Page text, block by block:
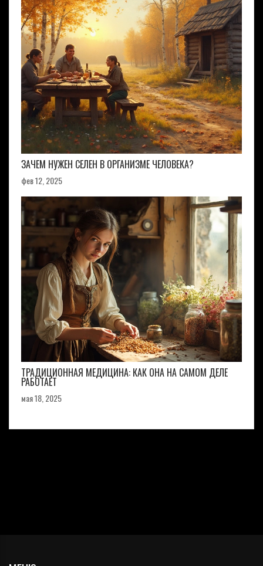
ЗАЧЕМ НУЖЕН СЕЛЕН В ОРГАНИЗМЕ ЧЕЛОВЕКА?
фев 12, 2025
ТРАДИЦИОННАЯ МЕДИЦИНА: КАК ОНА НА САМОМ ДЕЛЕ
РАБОТАЕТ
мая 18, 2025